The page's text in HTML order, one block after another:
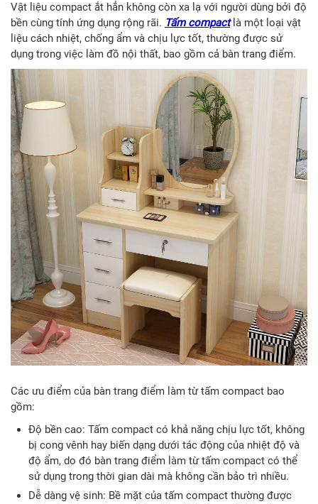
Vật liệu compact ắt hẳn không còn xa lạ với người dùng bởi độ
bền cùng tính ứng dụng rộng rãi. Tấm compactlà một loại vật
liệu cách nhiệt, chống ẩm và chịu lực tốt, thường được sử
dụng trong việc làm đồ nội thất, bao gồm cả bàn trang điểm.
Các ưu điểm của bàn trang điểm làm từ tấm compact bao
gồm:
Độ bền cao: Tấm compact có khả năng chịu lực tốt, không
bị cong vênh hay biến dạng dưới tác động của nhiệt độ và
độ ẩm, do đó bàn trang điểm làm từ tấm compact có thể
sử dụng trong thời gian dài mà không cần bảo trì nhiều.
Dễ dàng vệ sinh: Bề mặt của tấm compact thường được